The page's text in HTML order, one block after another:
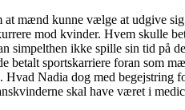
mænd kunne vælge at udgive
mod kvinder. Hvem skulle
simpelthen ikke spille sin tid på
sportskarriere foran som
Nadia dog med
skal have været i